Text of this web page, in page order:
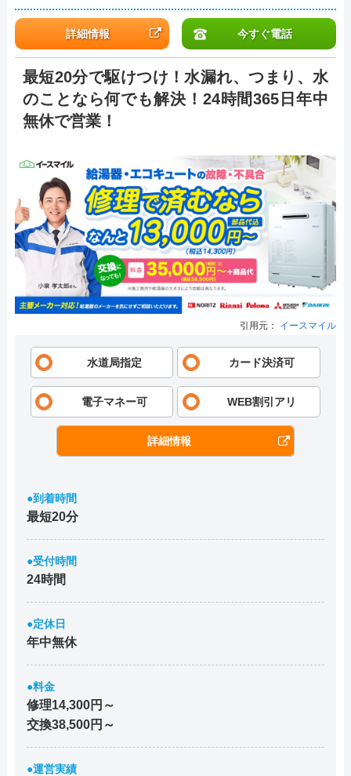
詳細情報 今すぐ電話
最短20分で駆けつけ！水漏れ、つまり、水
のことなら何でも解決！24時間365日年中
無休で営業！
引用元： イースマイル
水道局指定 カード決済可
電子マネー可 WEB割引アリ
詳細情報
●到着時間
最短20分
●受付時間
24時間
●定休日
年中無休
●料金
修理14,300円～
交換38,500円～
●運営実績